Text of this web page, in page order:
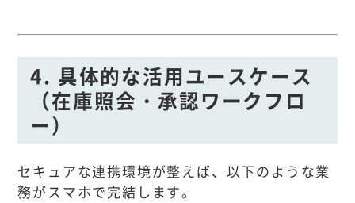
4. 具体的な活用ユースケース
（在庫照会・承認ワークフロ
ー）
セキュアな連携環境が整えば、以下のような業
務がスマホで完結します。